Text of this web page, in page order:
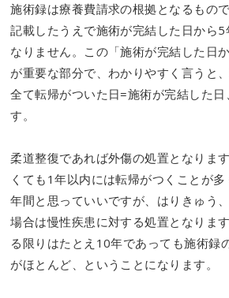
施術録は療養費請求の根拠となるもの
記載したうえで施術が完結した日から
なりません。この「施術が完結した日
が重要な部分で、わかりやすく言うと
全て転帰がついた日=施術が完結した
す。
柔道整復であれば外傷の処置となりま
くても1年以内には転帰がつくことが
年間と思っていいですが、はりきゅう
場合は慢性疾患に対する処置となりま
る限りはたとえ10年であっても施術録
がほとんど、ということになります。